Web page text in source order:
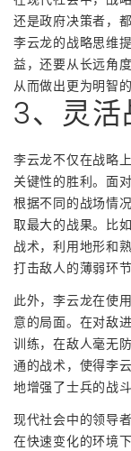
还是政府决策者，
李云龙的战略思维
益，还要从长远角
从而做出更为明智的
3、灵活
李云龙不仅在战略
关键性的胜利。面
根据不同的战场情
取最大的战果。比
战术，利用地形和
打击敌人的薄弱环
此外，李云龙在使
意的局面。在对敌
训练，在敌人毫无
通的战术，使得李
地增强了士兵的战斗
现代社会中的领导
在快速变化的环境